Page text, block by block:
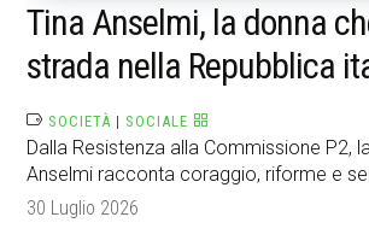
Tina Anselmi, la donna
strada nella Repubblica
SOCIETÀ | SOCIALE
Dalla Resistenza alla Commissione P2,
Anselmi racconta coraggio, riforme e
30 Luglio 2026